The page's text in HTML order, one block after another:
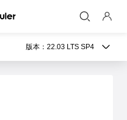
版本： 22.03 LTS SP4